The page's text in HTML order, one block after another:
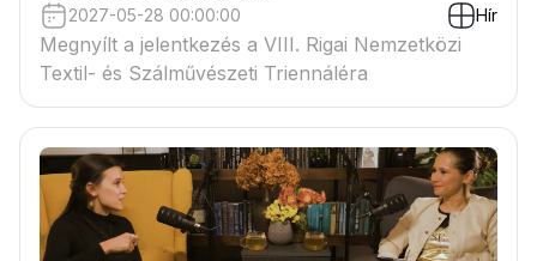
2027-05-28 00:00:00 Hír
Megnyílt a jelentkezés a VIII. Rigai Nemzetközi
Textil- és Szálművészeti Triennáléra